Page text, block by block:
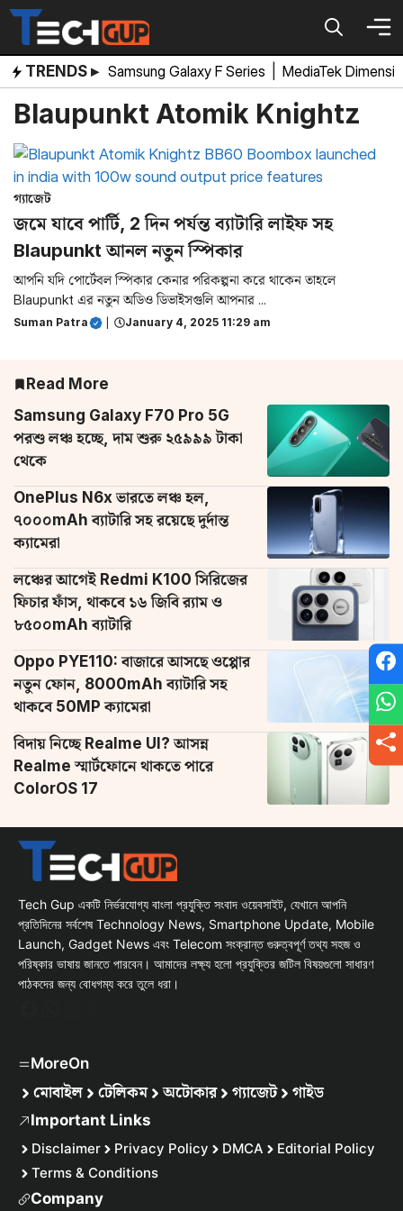
Skip
content
TRENDS ▸ Samsung Galaxy F Series MediaTek
Blaupunkt Atomik Knightz
গ্যাজেট
জমে যাবে পার্টি, 2 দিন পর্যন্ত ব্যাটারি লাইফ সহ
Blaupunkt আনল নতুন স্পিকার
আপনি যদি পোর্টেবল স্পিকার কেনার পরিকল্পনা করে থাকেন তাহলে
Blaupunkt এর নতুন অডিও ডিভাইসগুলি আপনার ...
Suman Patra January 4, 2025 11:29 am
Read More
Samsung Galaxy F70 Pro 5G
পরশু লঞ্চ হচ্ছে, দাম শুরু ২৫৯৯৯ টাকা
থেকে
OnePlus N6x ভারতে লঞ্চ হল,
৭০০০mAh ব্যাটারি সহ রয়েছে দুর্দান্ত
ক্যামেরা
লঞ্চের আগেই Redmi K100 সিরিজের
ফিচার ফাঁস, থাকবে ১৬ জিবি র‌্যাম ও
৮৫০০mAh ব্যাটারি
Oppo PYE110: বাজারে আসছে ওপ্পোর
নতুন ফোন, 8000mAh ব্যাটারি সহ
থাকবে 50MP ক্যামেরা
বিদায় নিচ্ছে Realme UI? আসন্ন
Realme স্মার্টফোনে থাকতে পারে
ColorOS 17
Tech Gup একটি নির্ভরযোগ্য বাংলা প্রযুক্তি সংবাদ ওয়েবসাইট, যেখানে আপনি
প্রতিদিনের সর্বশেষ Technology News, Smartphone Update, Mobile
Launch, Gadget News এবং Telecom সংক্রান্ত গুরুত্বপূর্ণ তথ্য সহজ ও
পরিষ্কার ভাষায় জানতে পারবেন। আমাদের লক্ষ্য হলো প্রযুক্তির জটিল বিষয়গুলো সাধারণ
পাঠকদের জন্য বোধগম্য করে তুলে ধরা।
MoreOn
মোবাইল টেলিকম অটোকার গ্যাজেট গাইড
Important Links
Disclaimer Privacy Policy DMCA
Editorial Policy
Terms & Conditions
Company